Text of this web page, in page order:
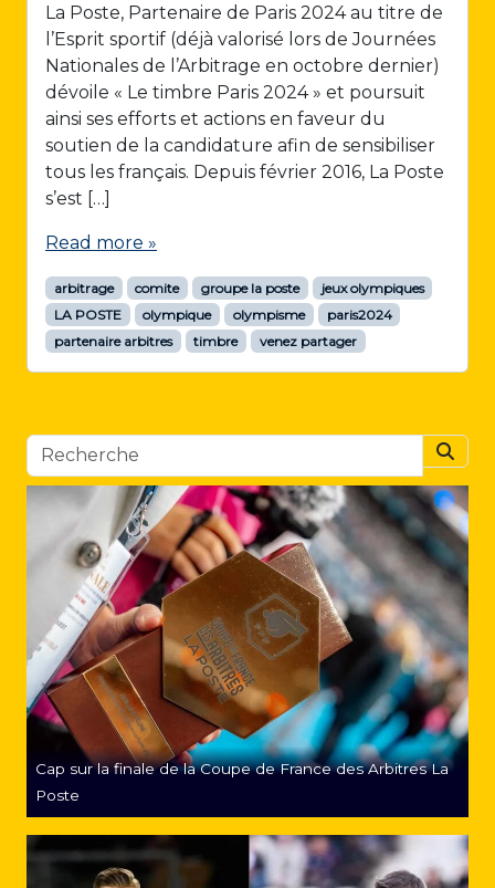
La Poste, Partenaire de Paris 2024 au titre de
l’Esprit sportif (déjà valorisé lors de Journées
Nationales de l’Arbitrage en octobre dernier)
dévoile « Le timbre Paris 2024 » et poursuit
ainsi ses efforts et actions en faveur du
soutien de la candidature afin de sensibiliser
tous les français. Depuis février 2016, La Poste
s’est […]
Read more »
arbitrage comite groupe la poste
jeux olympiques
LA POSTE
olympique olympisme
paris2024
partenaire arbitres
timbre venez partager
Cap sur la finale de la Coupe de France des Arbitres La
Poste